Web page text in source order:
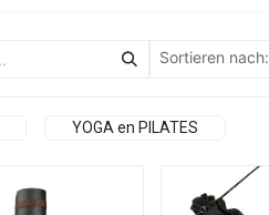
Sortieren nach:
YOGA en PILATES